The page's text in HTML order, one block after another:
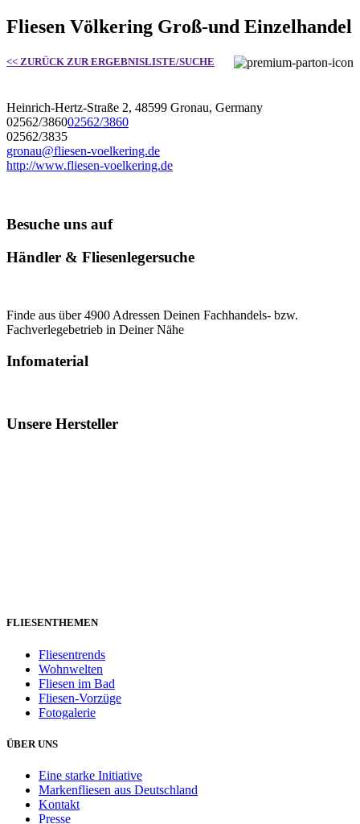
Fliesen Völkering Groß-und Einzelhandel
<< ZURÜCK ZUR ERGEBNISLISTE/SUCHE
Heinrich-Hertz-Straße 2, 48599 Gronau, Germany
02562/386002562/3860
02562/3835
gronau@fliesen-voelkering.de
http://www.fliesen-voelkering.de
Besuche uns auf
Händler & Fliesenlegersuche
Finde aus über 4900 Adressen Deinen Fachhandels- bzw.
Fachverlegebetrieb in Deiner Nähe
Infomaterial
Unsere Hersteller
FLIESENTHEMEN
Fliesentrends
Wohnwelten
Fliesen im Bad
Fliesen-Vorzüge
Fotogalerie
ÜBER UNS
Eine starke Initiative
Markenfliesen aus Deutschland
Kontakt
Presse